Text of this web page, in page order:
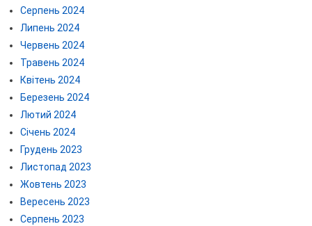
Серпень 2024
Липень 2024
Червень 2024
Травень 2024
Квітень 2024
Березень 2024
Лютий 2024
Січень 2024
Грудень 2023
Листопад 2023
Жовтень 2023
Вересень 2023
Серпень 2023